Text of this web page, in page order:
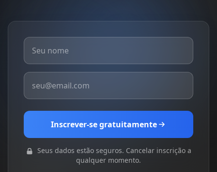
Inscrever-se gratuitamente
Seus dados estão seguros. Cancelar inscrição a
qualquer momento.